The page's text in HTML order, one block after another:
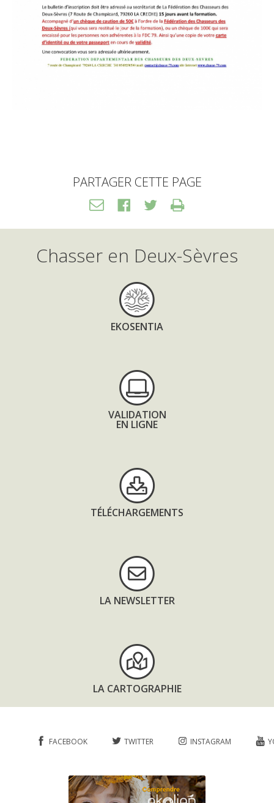
PARTAGER CETTE PAGE
Chasser en Deux-Sèvres
EKOSENTIA
VALIDATION
EN LIGNE
TÉLÉCHARGEMENTS
LA NEWSLETTER
LA CARTOGRAPHIE
FACEBOOK TWITTER INSTAGRAM